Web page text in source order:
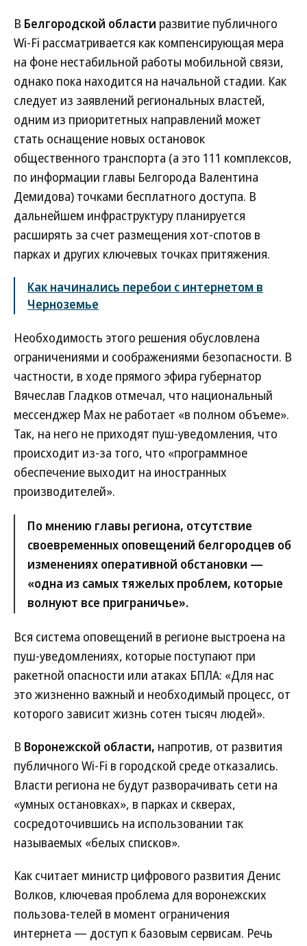
В Белгородской области развитие публичного
Wi-Fi рассматривается как компенсирующая мера
на фоне нестабильной работы мобильной связи,
однако пока находится на начальной стадии. Как
следует из заявлений региональных властей,
одним из приоритетных направлений может
стать оснащение новых остановок
общественного транспорта (а это 111 комплексов,
по информации главы Белгорода Валентина
Демидова) точками бесплатного доступа. В
дальнейшем инфраструктуру планируется
расширять за счет размещения хот-спотов в
парках и других ключевых точках притяжения.
Как начинались перебои с интернетом в
Черноземье
Необходимость этого решения обусловлена
ограничениями и соображениями безопасности. В
частности, в ходе прямого эфира губернатор
Вячеслав Гладков отмечал, что национальный
мессенджер Max не работает «в полном объеме».
Так, на него не приходят пуш-уведомления, что
происходит из-за того, что «программное
обеспечение выходит на иностранных
производителей».
По мнению главы региона, отсутствие
своевременных оповещений белгородцев об
изменениях оперативной обстановки —
«одна из самых тяжелых проблем, которые
волнуют все приграничье».
Вся система оповещений в регионе выстроена на
пуш-уведомлениях, которые поступают при
ракетной опасности или атаках БПЛА: «Для нас
это жизненно важный и необходимый процесс, от
которого зависит жизнь сотен тысяч людей».
В Воронежской области, напротив, от развития
публичного Wi-Fi в городской среде отказались.
Власти региона не будут разворачивать сети на
«умных остановках», в парках и скверах,
сосредоточившись на использовании так
называемых «белых списков».
Как считает министр цифрового развития Денис
Волков, ключевая проблема для воронежских
пользова-телей в момент ограничения
интернета — доступ к базовым сервисам. Речь